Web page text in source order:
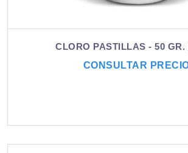
CLORO PASTILLAS - 50 GR.
CONSULTAR